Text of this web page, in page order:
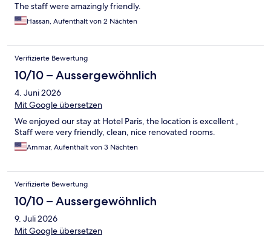
The staff were amazingly friendly.
Hassan, Aufenthalt von 2 Nächten
Verifizierte Bewertung
10/10 – Aussergewöhnlich
4. Juni 2026
Mit Google übersetzen
We enjoyed our stay at Hotel Paris, the location is excellent ,
Staff were very friendly, clean, nice renovated rooms.
Ammar, Aufenthalt von 3 Nächten
Verifizierte Bewertung
10/10 – Aussergewöhnlich
9. Juli 2026
Mit Google übersetzen